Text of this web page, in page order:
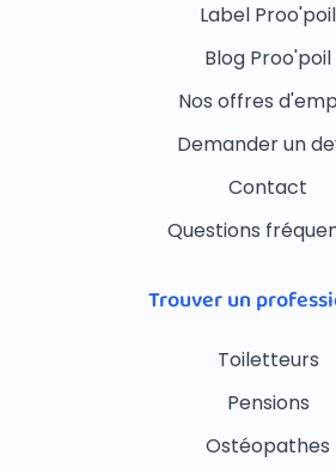
Label Proo'poil
Blog Proo'poil
Nos offres
Demander un
Contact
Questions
Trouver un
Toiletteurs
Pensions
Ostéopathes